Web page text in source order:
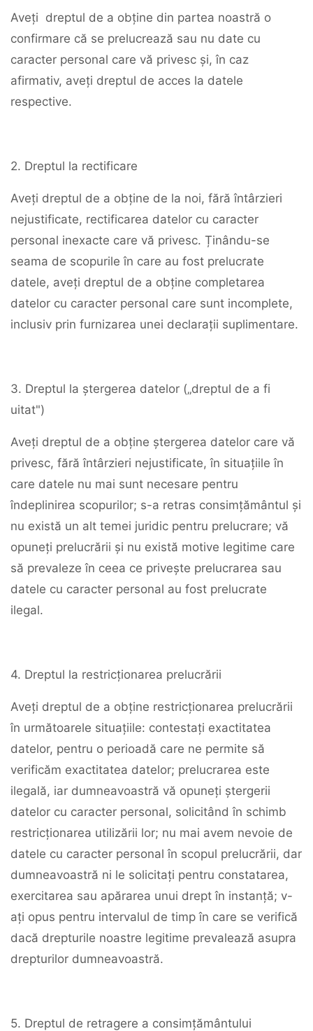
Aveți dreptul de a obține din partea noastră o
confirmare că se prelucrează sau nu date cu
caracter personal care vă privesc și, în caz
afirmativ, aveți dreptul de acces la datele
respective.
2. Dreptul la rectificare
Aveți dreptul de a obține de la noi, fără întârzieri
nejustificate, rectificarea datelor cu caracter
personal inexacte care vă privesc. Ținându-se
seama de scopurile în care au fost prelucrate
datele, aveți dreptul de a obține completarea
datelor cu caracter personal care sunt incomplete,
inclusiv prin furnizarea unei declarații suplimentare.
3. Dreptul la ștergerea datelor („dreptul de a fi
uitat")
Aveți dreptul de a obține ștergerea datelor care vă
privesc, fără întârzieri nejustificate, în situațiile în
care datele nu mai sunt necesare pentru
îndeplinirea scopurilor; s-a retras consimțământul și
nu există un alt temei juridic pentru prelucrare; vă
opuneți prelucrării și nu există motive legitime care
să prevaleze în ceea ce privește prelucrarea sau
datele cu caracter personal au fost prelucrate
ilegal.
4. Dreptul la restricționarea prelucrării
Aveți dreptul de a obține restricționarea prelucrării
în următoarele situațiile: contestați exactitatea
datelor, pentru o perioadă care ne permite să
verificăm exactitatea datelor; prelucrarea este
ilegală, iar dumneavoastră vă opuneți ștergerii
datelor cu caracter personal, solicitând în schimb
restricționarea utilizării lor; nu mai avem nevoie de
datele cu caracter personal în scopul prelucrării, dar
dumneavoastră ni le solicitați pentru constatarea,
exercitarea sau apărarea unui drept în instanță; v-
ați opus pentru intervalul de timp în care se verifică
dacă drepturile noastre legitime prevalează asupra
drepturilor dumneavoastră.
5. Dreptul de retragere a consimțământului